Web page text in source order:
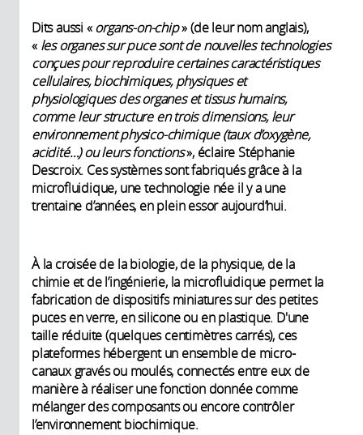
Dits aussi «organs-on-chip» (de leur nom anglais),
« les organes sur puce sont de nouvelles technologies
conçues pour reproduire certaines caractéristiques
cellulaires, biochimiques, physiques et
physiologiques des organes et tissus humains,
comme leur structure en trois dimensions, leur
environnement physico-chimique (taux d’oxygène,
acidité…) ou leurs fonctions», éclaire Stéphanie
Descroix. Ces systèmes sont fabriqués grâce à la
microfluidique, une technologie née il y a une
trentaine d’années, en plein essor aujourd’hui.
À la croisée de la biologie, de la physique, de la
chimie et de l’ingénierie, la microfluidique permet la
fabrication de dispositifs miniatures sur des petites
puces en verre, en silicone ou en plastique. D'une
taille réduite (quelques centimètres carrés), ces
plateformes hébergent un ensemble de micro-
canaux gravés ou moulés, connectés entre eux de
manière à réaliser une fonction donnée comme
mélanger des composants ou encore contrôler
l’environnement biochimique.